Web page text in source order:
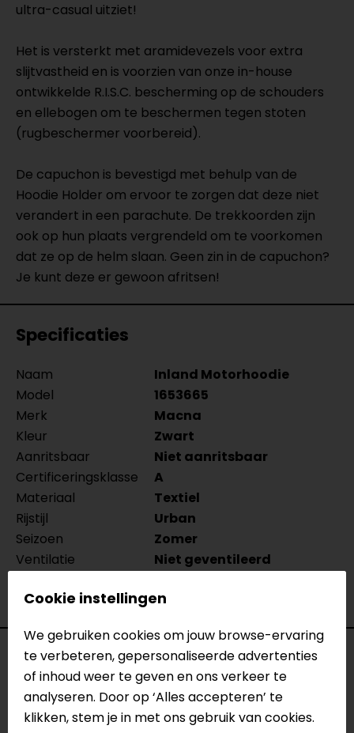
ultra-casual uitziet!
Het is versterkt met aramidevezels voor extra
slijtvastheid en is voorzien van onze in-house
ontwikkelde R.I.S.C. bescherming op de schouders
en ellebogen om te beschermen tegen stoten
(rugbeschermer voorbereid).
De capuchon is bevestigd met behulp van de
Hoodie Holder om ervoor te zorgen dat deze niet
verandert in een parachute. De trekkoorden zijn
ook op hun plaats vergrendeld om te voorkomen
dat ze op de helm slaan. Geen zin in de capuchon?
Je kunt deze er gewoon afritsen!
Specificaties
Naam
Inland Motorhoodie
Model
1653665
Merk
Macna
Kleur
Zwart
Aanritsbaar
Niet aanritsbaar
Certificeringsklasse
A
Materiaal
Textiel
Rijstijl
Urban
Seizoen
Zomer
Ventilatie
Niet geventileerd
Thermovoering
Geen thermo
Reviews (3)
01-08-2026
Cookie instellingen
We gebruiken cookies om jouw browse-ervaring
te verbeteren, gepersonaliseerde advertenties
of inhoud weer te geven en ons verkeer te
analyseren. Door op ‘Alles accepteren’ te
klikken, stem je in met ons gebruik van cookies.